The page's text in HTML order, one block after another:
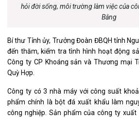
hỏi đời sống, môi trường làm việc của
Bằng
Bí thư Tỉnh ủy, Trưởng Đoàn ĐBQH tỉnh
đến thăm, kiểm tra tình hình hoạt động
Công ty CP Khoáng sản và Thương mại
Quỳ Hợp.
Công ty có 3 nhà máy với công suất
phẩm chính là bột đá xuất khẩu làm
công nghiệp. Sản phẩm của công ty